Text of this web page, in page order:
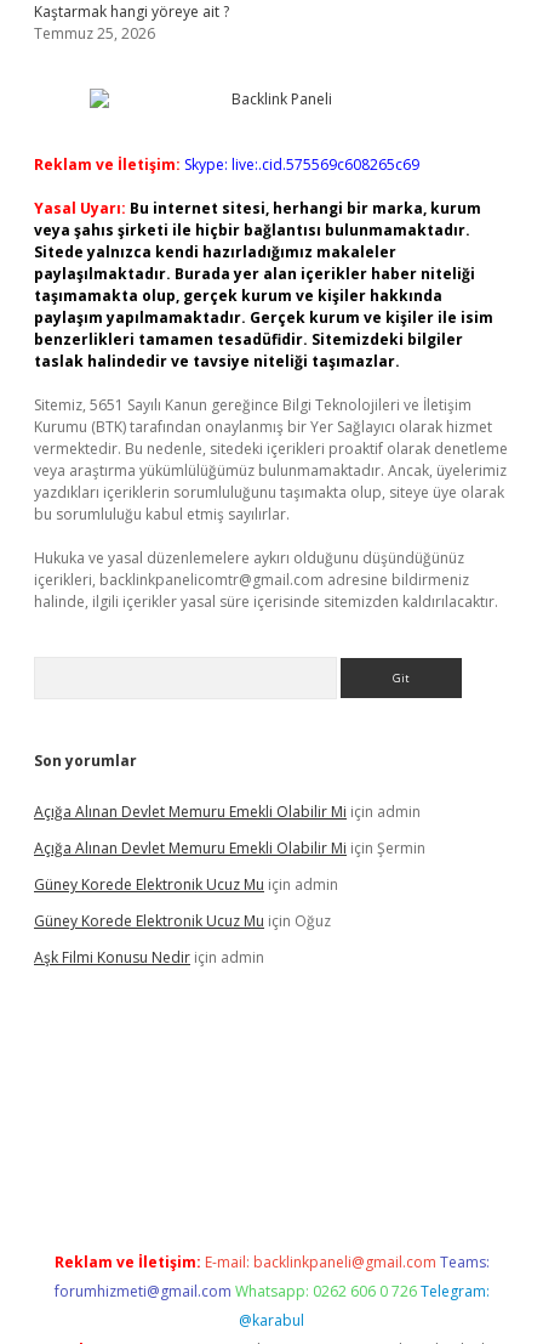
Kaştarmak hangi yöreye ait ?
Temmuz 25, 2026
Reklam ve İletişim: Skype: live:.cid.575569c608265c69
Yasal Uyarı: Bu internet sitesi, herhangi bir marka, kurum
veya şahıs şirketi ile hiçbir bağlantısı bulunmamaktadır.
Sitede yalnızca kendi hazırladığımız makaleler
paylaşılmaktadır. Burada yer alan içerikler haber niteliği
taşımamakta olup, gerçek kurum ve kişiler hakkında
paylaşım yapılmamaktadır. Gerçek kurum ve kişiler ile isim
benzerlikleri tamamen tesadüfidir. Sitemizdeki bilgiler
taslak halindedir ve tavsiye niteliği taşımazlar.
Sitemiz, 5651 Sayılı Kanun gereğince Bilgi Teknolojileri ve İletişim
Kurumu (BTK) tarafından onaylanmış bir Yer Sağlayıcı olarak hizmet
vermektedir. Bu nedenle, sitedeki içerikleri proaktif olarak denetleme
veya araştırma yükümlülüğümüz bulunmamaktadır. Ancak, üyelerimiz
yazdıkları içeriklerin sorumluluğunu taşımakta olup, siteye üye olarak
bu sorumluluğu kabul etmiş sayılırlar.
Hukuka ve yasal düzenlemelere aykırı olduğunu düşündüğünüz
içerikleri, backlinkpanelicomtr@gmail.com adresine bildirmeniz
halinde, ilgili içerikler yasal süre içerisinde sitemizden kaldırılacaktır.
Son yorumlar
Açığa Alınan Devlet Memuru Emekli Olabilir Mi için admin
Açığa Alınan Devlet Memuru Emekli Olabilir Mi için Şermin
Güney Korede Elektronik Ucuz Mu için admin
Güney Korede Elektronik Ucuz Mu için Oğuz
Aşk Filmi Konusu Nedir için admin
Reklam ve İletişim: E-mail: backlinkpaneli@gmail.com Teams:
forumhizmeti@gmail.com Whatsapp: 0262 606 0 726 Telegram:
@karabul